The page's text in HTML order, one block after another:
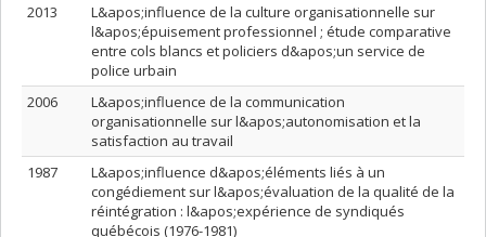
2013
L&apos;influence de la culture organisationnelle sur
l&apos;épuisement professionnel ; étude comparative
entre cols blancs et policiers d&apos;un service de
police urbain
2006
L&apos;influence de la communication
organisationnelle sur l&apos;autonomisation et la
satisfaction au travail
1987
L&apos;influence d&apos;éléments liés à un
congédiement sur l&apos;évaluation de la qualité de la
réintégration : l&apos;expérience de syndiqués
québécois (1976-1981)